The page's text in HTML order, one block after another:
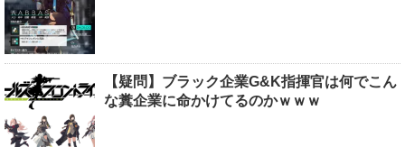
【疑問】ブラック企業G&K指揮官は何でこん
な糞企業に命かけてるのかｗｗｗ